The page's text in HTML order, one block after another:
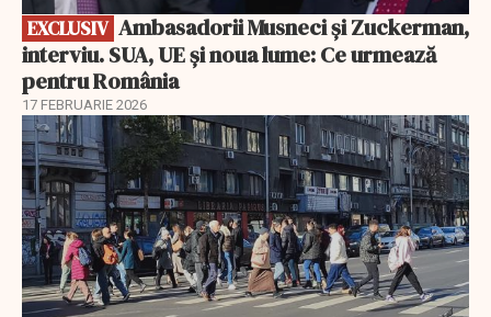
EXCLUSIV
interviu. SUA, UE și noua lume: Ce urmează
pentru România
17 FEBRUARIE 2026